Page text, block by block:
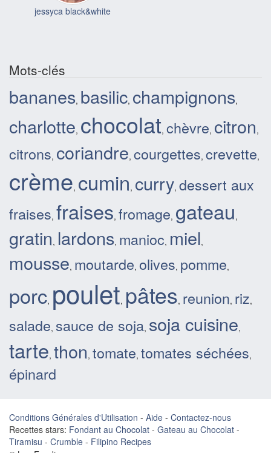
jessyca black&white
Mots-clés
bananes, basilic, champignons,
charlotte, chocolat, chèvre, citron,
citrons, coriandre, courgettes, crevette,
crème, cumin, curry, dessert aux
fraises, fraises, fromage, gateau,
gratin, lardons, manioc, miel,
mousse, moutarde, olives, pomme,
porc, poulet, pâtes, reunion, riz,
salade, sauce de soja, soja cuisine,
tarte, thon, tomate, tomates séchées,
épinard
Conditions Générales d'Utilisation - Aide - Contactez-nous
Recettes stars: Fondant au Chocolat - Gateau au Chocolat -
Tiramisu - Crumble - Filipino Recipes